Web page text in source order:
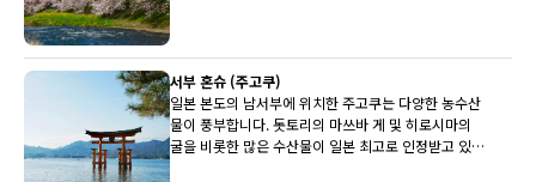
서부 혼슈 (주고쿠)
일본 본도의 남서부에 위치한 주고쿠는 다양한 농수산
물이 풍부합니다. 돗토리의 마쓰바 게 및 히로시마의
굴을 비롯한 많은 수산물이 일본 최고로 인정받고 있습